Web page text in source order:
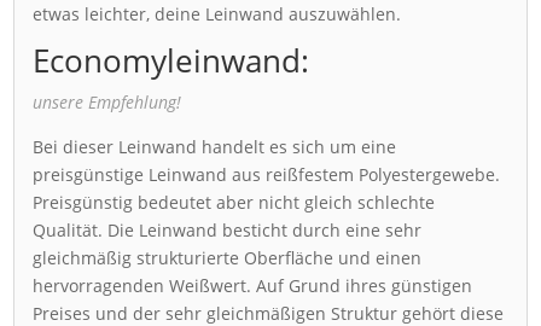
etwas leichter, deine Leinwand auszuwählen.
Economyleinwand:
unsere Empfehlung!
Bei dieser Leinwand handelt es sich um eine
preisgünstige Leinwand aus reißfestem Polyestergewebe.
Preisgünstig bedeutet aber nicht gleich schlechte
Qualität. Die Leinwand besticht durch eine sehr
gleichmäßig strukturierte Oberfläche und einen
hervorragenden Weißwert. Auf Grund ihres günstigen
Preises und der sehr gleichmäßigen Struktur gehört diese